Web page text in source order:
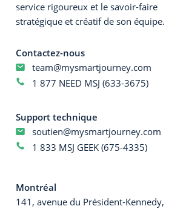
service rigoureux et le savoir-faire
stratégique et créatif de son équipe.
Contactez-nous
team@mysmartjourney.com
1 877 NEED MSJ (633-3675)
Support technique
soutien@mysmartjourney.com
1 833 MSJ GEEK (675-4335)
Montréal
141, avenue du Président-Kennedy,